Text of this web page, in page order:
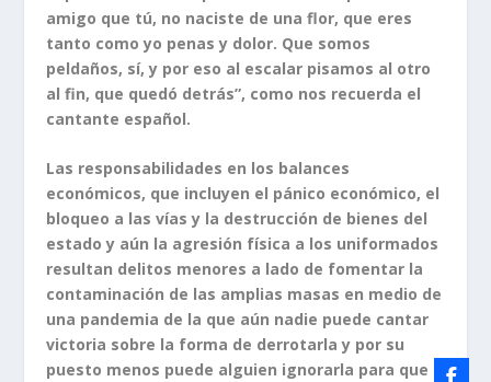
amigo que tú, no naciste de una flor, que eres
tanto como yo penas y dolor. Que somos
peldaños, sí, y por eso al escalar pisamos al otro
al fin, que quedó detrás”, como nos recuerda el
cantante español.
Las responsabilidades en los balances
económicos, que incluyen el pánico económico, el
bloqueo a las vías y la destrucción de bienes del
estado y aún la agresión física a los uniformados
resultan delitos menores a lado de fomentar la
contaminación de las amplias masas en medio de
una pandemia de la que aún nadie puede cantar
victoria sobre la forma de derrotarla y por su
puesto menos puede alguien ignorarla para que